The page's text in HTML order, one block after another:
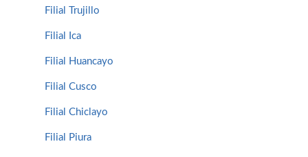
Filial Trujillo
Filial Ica
Filial Huancayo
Filial Cusco
Filial Chiclayo
Filial Piura